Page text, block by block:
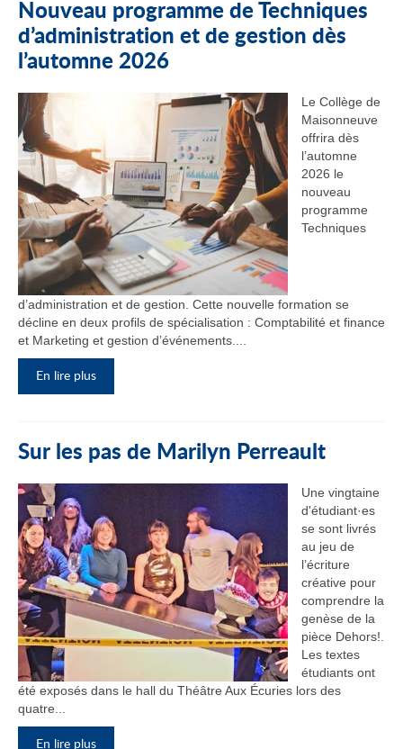
Nouveau programme de Techniques
d’administration et de gestion dès
l’automne 2026
Le Collège de
Maisonneuve
offrira dès
l’automne
2026 le
nouveau
programme
Techniques
d’administration et de gestion. Cette nouvelle formation se
décline en deux profils de spécialisation : Comptabilité et finance
et Marketing et gestion d’événements....
En lire plus
Sur les pas de Marilyn Perreault
Une vingtaine
d'étudiant·es
se sont livrés
au jeu de
l’écriture
créative pour
comprendre la
genèse de la
pièce Dehors!.
Les textes
étudiants ont
été exposés dans le hall du Théâtre Aux Écuries lors des
quatre...
En lire plus